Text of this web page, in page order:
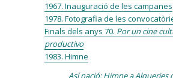
1967. Inauguració de les campanes
1978. Fotografia de les
Finals dels anys 70. Por un cine
productivo
1983. Himne
Así nació: Himne a Alqueries